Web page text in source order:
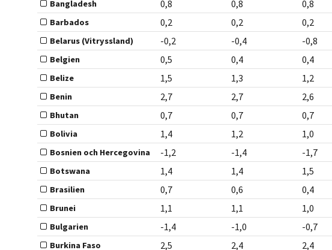
Bangladesh 0,8 0,8 0,8
Barbados 0,2 0,2 0,2
Belarus (Vitryssland) -0,2 -0,4 -0,8
Belgien 0,5 0,4 0,4
Belize 1,5 1,3 1,2
Benin 2,7 2,7 2,6
Bhutan 0,7 0,7 0,7
Bolivia 1,4 1,2 1,0
Bosnien och Hercegovina -1,2 -1,4 -1,7
Botswana 1,4 1,4 1,5
Brasilien 0,7 0,6 0,4
Brunei 1,1 1,1 1,0
Bulgarien -1,4 -1,0 -0,7
Burkina Faso 2,5 2,4 2,4